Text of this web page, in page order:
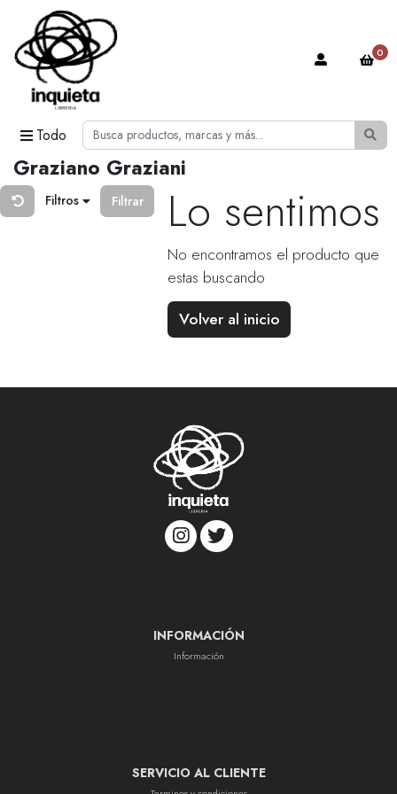
Todo
0
Graziano Graziani
Filtros Filtrar Lo sentimos
No encontramos el producto que
estas buscando
Volver al inicio
INFORMACIÓN
Información
SERVICIO AL CLIENTE